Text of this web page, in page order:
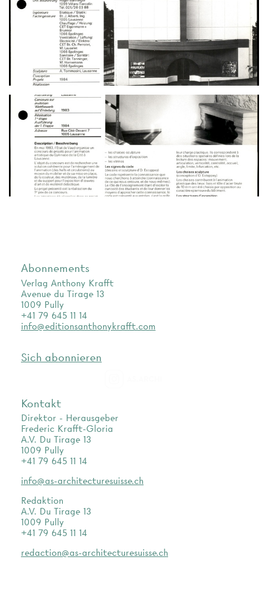
Abonnements
Verlag Anthony Krafft
Avenue du Tirage 13
1009 Pully
+41 79 645 11 14
info@editionsanthonykrafft.com
Sich abonnieren
Kontakt
Direktor - Herausgeber
Frederic Krafft-Gloria
A.V. Du Tirage 13
1009 Pully
+41 79 645 11 14
info@as-architecturesuisse.ch
Redaktion
A.V. Du Tirage 13
1009 Pully
+41 79 645 11 14
redaction@as-architecturesuisse.ch